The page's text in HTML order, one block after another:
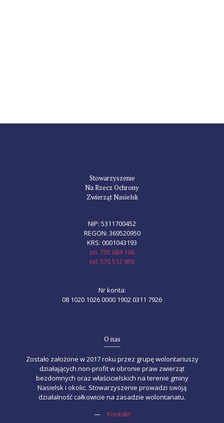
Stowarzyszenie
Na Rzecz Ochrony
Zwierząt Nasielsk
NIP: 5311700452
REGON: 369520950
KRS: 0001043193
tel. 735 084 106
tel. 570 512 956
Nr konta:
08 1020 1026 0000 1902 0311 7926
O nas
Zostało założone w 2017 roku przez grupę wolontariuszy
działających non-profit w obronie praw zwierząt
bezdomnych oraz właścicielskich na terenie gminy
Nasielsk i okolic. Stowarzyszenie prowadzi swoją
działalność całkowicie na zasadzie wolontariatu.
—
Kontakt